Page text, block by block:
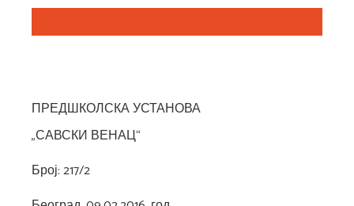
ПРЕДШКОЛСКА УСТАНОВА
„САВСКИ ВЕНАЦ“
Број: 217/2